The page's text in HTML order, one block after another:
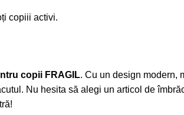
copiii activi.
copii FRAGIL. Cu un design modern,
Nu hesita să alegi un articol de